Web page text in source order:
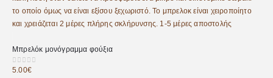
Μπρελόκ μονόγραμμα φούξια
0 out of 5
5.00€